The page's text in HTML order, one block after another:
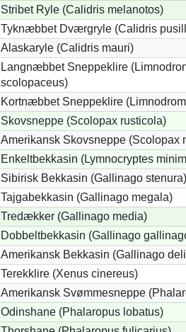
Stribet Ryle (Calidris melanotos)
Tyknæbbet Dværgryle (Calidris
Alaskaryle (Calidris mauri)
Langnæbbet Sneppeklire
scolopaceus)
Kortnæbbet Sneppeklire
Skovsneppe (Scolopax rusticola)
Amerikansk Skovsneppe (Scolopax
Enkeltbekkasin (Lymnocryptes
Sibirisk Bekkasin (Gallinago stenura)
Tajgabekkasin (Gallinago megala)
Tredækker (Gallinago media)
Dobbeltbekkasin (Gallinago
Amerikansk Bekkasin (Gallinago
Terekklire (Xenus cinereus)
Amerikansk Svømmesneppe
Odinshane (Phalaropus lobatus)